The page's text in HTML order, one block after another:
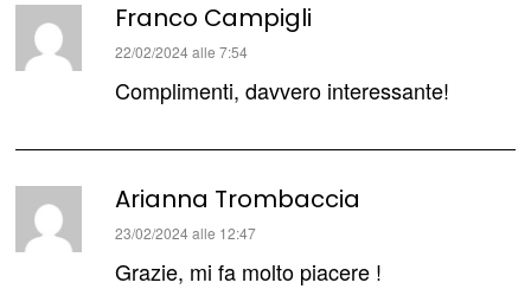
Franco Campigli
ha
detto:
22/02/2024 alle 7:54
Complimenti, davvero interessante!
Arianna Trombaccia
ha
detto:
23/02/2024 alle 12:47
Grazie, mi fa molto piacere !